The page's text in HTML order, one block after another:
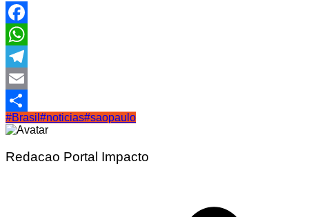
Facebook
WhatsApp
Telegram
Email
Share
#Brasil #noticias#saopaulo
Redacao Portal Impacto